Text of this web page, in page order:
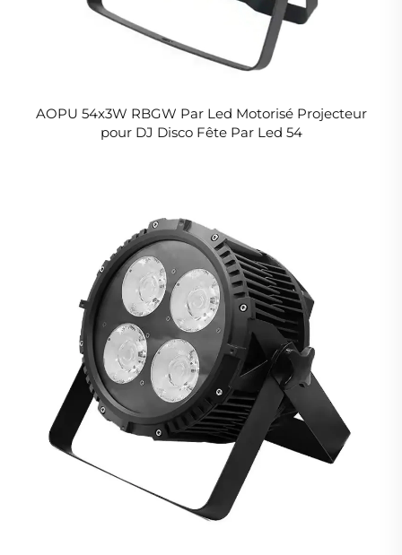
AOPU 54x3W RBGW Par Led Motorisé Projecteur
pour DJ Disco Fête Par Led 54